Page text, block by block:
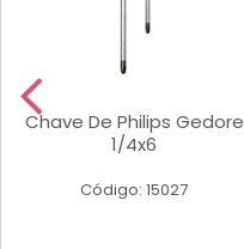
Chave De Philips Gedore
1/4x6
Código: 15027